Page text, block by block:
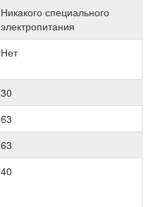
Никакого специального
электропитания
Нет
30
63
63
40